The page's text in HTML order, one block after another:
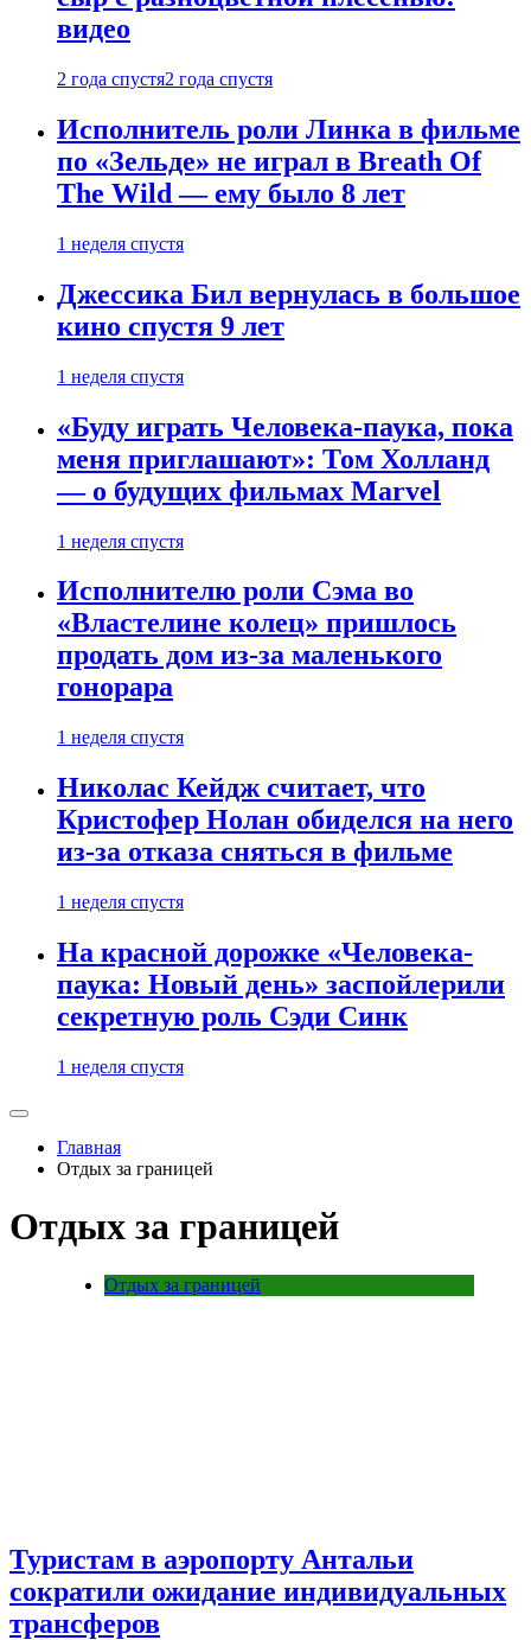
видео
2 года спустя2 года спустя
Исполнитель роли Линка в фильме
по «Зельде» не играл в Breath Of
The Wild — ему было 8 лет
1 неделя спустя
Джессика Бил вернулась в большое
кино спустя 9 лет
1 неделя спустя
«Буду играть Человека-паука, пока
меня приглашают»: Том Холланд
— о будущих фильмах Marvel
1 неделя спустя
Исполнителю роли Сэма во
«Властелине колец» пришлось
продать дом из-за маленького
гонорара
1 неделя спустя
Николас Кейдж считает, что
Кристофер Нолан обиделся на него
из-за отказа сняться в фильме
1 неделя спустя
На красной дорожке «Человека-
паука: Новый день» заспойлерили
секретную роль Сэди Синк
1 неделя спустя
Главная
Отдых за границей
Отдых за границей
Отдых за границей
Туристам в аэропорту Антальи
сократили ожидание индивидуальных
трансферов